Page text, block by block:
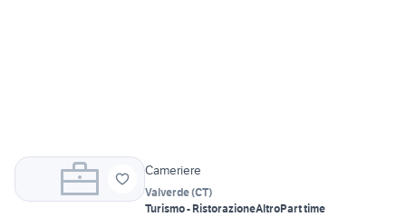
Cameriere
Valverde(CT)
Turismo - RistorazioneAltroPart time